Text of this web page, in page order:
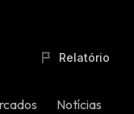
Relatório
Notícias